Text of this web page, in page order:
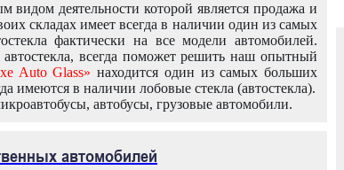
деятельности которой является продажа и
складах имеет всегда в наличии один из самых
фактически на все модели автомобилей.
всегда поможет решить наш опытный
Auto Glass» находится один из самых больших
имеются в наличии лобовые стекла (автостекла).
автобусы, грузовые автомобили.
автомобилей